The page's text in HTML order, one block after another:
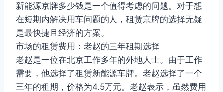
新能源京牌多少钱是一个值得考虑的问题。对于想
在短期内解决用车问题的人，租赁京牌的选择无疑
是最快捷且经济的方案。
市场的租赁费用：老赵的三年租期选择
老赵是一位在北京工作多年的外地人士。由于工作
需要，他选择了租赁新能源车牌。老赵选择了一个
三年的租期，价格为4.5万元。老赵表示，虽然费用